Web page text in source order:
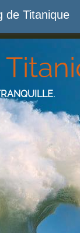
de Titanique